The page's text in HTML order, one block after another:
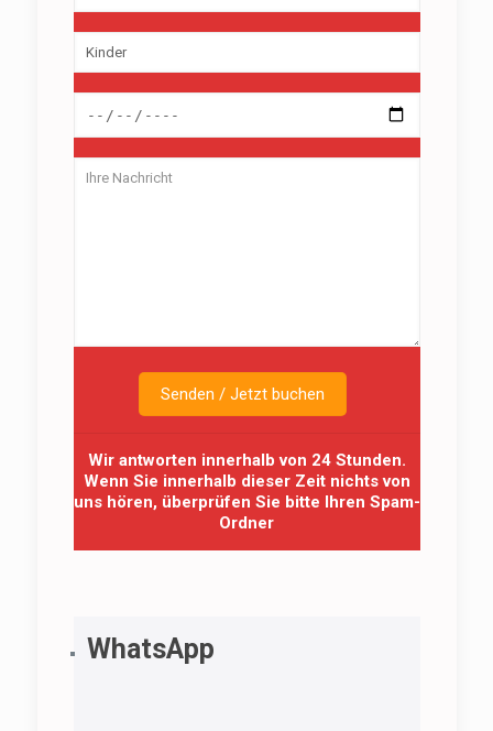
Wir antworten innerhalb von 24 Stunden.
Wenn Sie innerhalb dieser Zeit nichts von
uns hören, überprüfen Sie bitte Ihren Spam-
Ordner
WhatsApp